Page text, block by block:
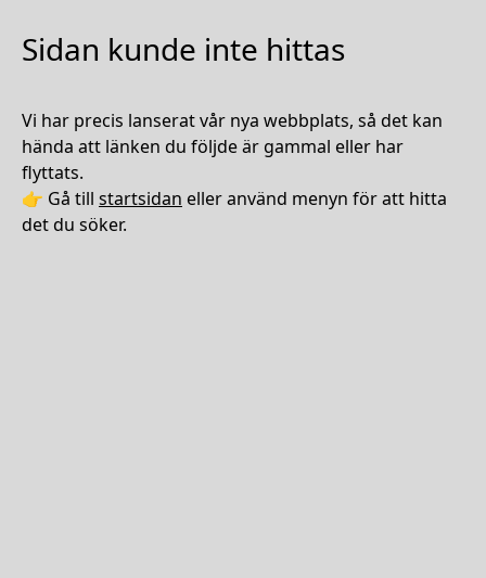
Sidan kunde inte hittas
Vi har precis lanserat vår nya webbplats, så det kan
hända att länken du följde är gammal eller har
flyttats.
👉 Gå till startsidan eller använd menyn för att hitta
det du söker.